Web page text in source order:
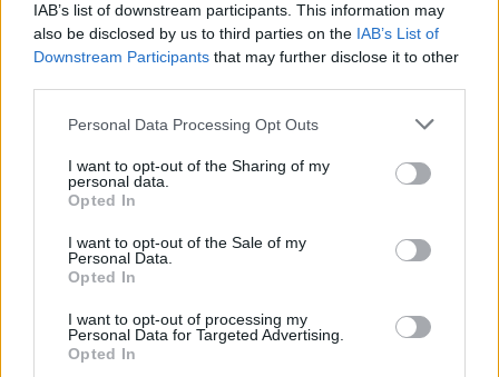
IAB’s list of downstream participants. This information may
also be disclosed by us to third parties on the IAB’s List of
Downstream Participants that may further disclose it to other
Personal Data Processing Opt Outs
I want to opt-out of the Sharing of my
personal data.
Opted In
I want to opt-out of the Sale of my
Personal Data.
Opted In
I want to opt-out of processing my
Personal Data for Targeted Advertising.
Opted In
Redazione Fantacalcio.it
Leggi anche...